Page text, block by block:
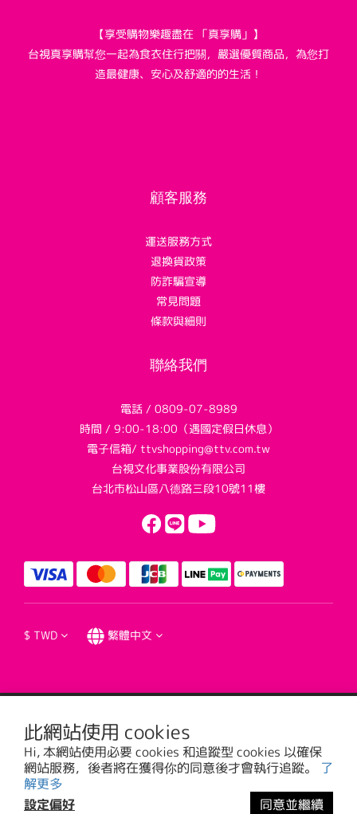
此網站使用 cookies
Hi, 本網站使用必要 cookies 和追蹤型 cookies 以確保
網站服務，後者將在獲得你的同意後才會執行追蹤。 了
解更多
設定偏好
同意並繼續
【享受購物樂趣盡在 「真享購」】
台視真享購幫您一起為食衣住行把關，嚴選優質商品，為您打
造最健康、安心及舒適的的生活！
顧客服務
運送服務方式
退換貨政策
防詐騙宣導
常見問題
條款與細則
聯絡我們
電話 / 0809-07-8989
時間 / 9:00-18:00（遇國定假日休息）
電子信箱/ ttvshopping@ttv.com.tw
台視文化事業股份有限公司
台北市松山區八德路三段10號11樓
$ TWD 繁體中文
台視文化事業股份有限公司版權所有 © 2016 TTV CULTURAL ENTERPRISE, LTD. All
Rights Reserved. | 統一編號: 20785373